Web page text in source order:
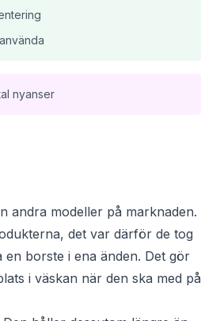
nyanser
andra modeller på marknaden.
det var därför de tog
en borste i ena änden. Det gör
i väskan när den ska med på